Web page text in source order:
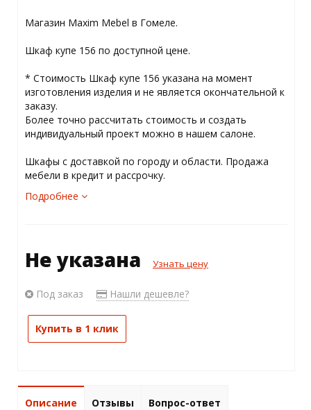
Магазин Maxim Mebel в Гомеле.
Шкаф купе 156 по доступной цене.
* Стоимость Шкаф купе 156 указана на момент
изготовления изделия и не является окончательной к
заказу.
Более точно рассчитать стоимость и создать
индивидуальный проект можно в нашем салоне.
Шкафы с доставкой по городу и области. Продажа
мебели в кредит и рассрочку.
Подробнее
Не указана Узнать цену
Под заказ Нашли дешевле?
Купить в 1 клик
Описание Отзывы Вопрос-ответ